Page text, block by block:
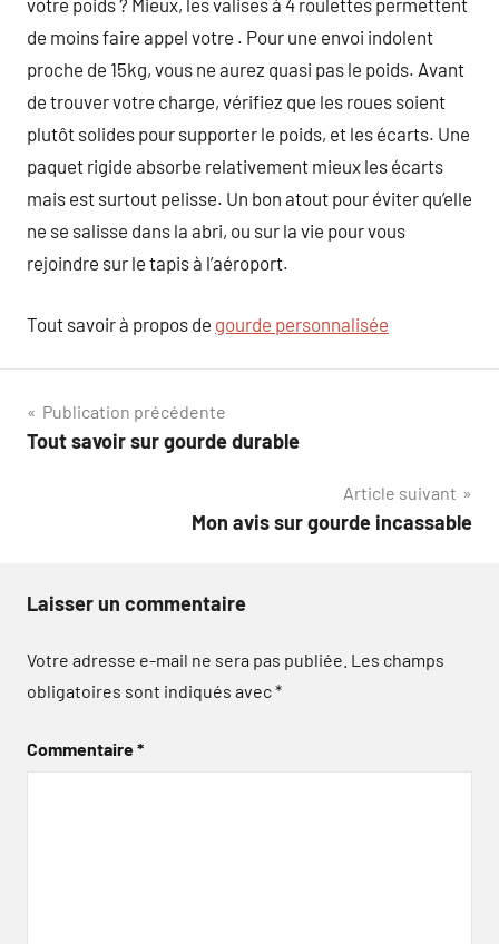
votre poids ? Mieux, les valises à 4 roulettes permettent
de moins faire appel votre . Pour une envoi indolent
proche de 15kg, vous ne aurez quasi pas le poids. Avant
de trouver votre charge, vérifiez que les roues soient
plutôt solides pour supporter le poids, et les écarts. Une
paquet rigide absorbe relativement mieux les écarts
mais est surtout pelisse. Un bon atout pour éviter qu’elle
ne se salisse dans la abri, ou sur la vie pour vous
rejoindre sur le tapis à l’aéroport.
Tout savoir à propos de gourde personnalisée
Navigation
de
Publication précédente
Tout savoir sur gourde durable
Article suivant
Mon avis sur gourde incassable
Laisser un commentaire
Votre adresse e-mail ne sera pas publiée. Les champs
obligatoires sont indiqués avec*
Commentaire*